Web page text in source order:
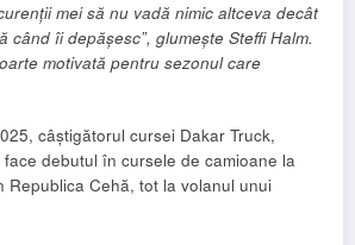
mei să nu vadă nimic altceva decât
când îi depășesc”, glumește Steffi Halm.
motivată pentru sezonul care
câștigătorul cursei Dakar Truck,
debutul în cursele de camioane la
Republica Cehă, tot la volanul unui